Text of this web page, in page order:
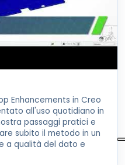
Enhancements in Creo
all'uso quotidiano in
passaggi pratici e
subito il metodo in un
a qualità del dato e